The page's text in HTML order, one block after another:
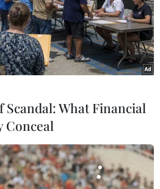
(TTXVN/Vietnam+)
Scandal: What Financial
Conceal